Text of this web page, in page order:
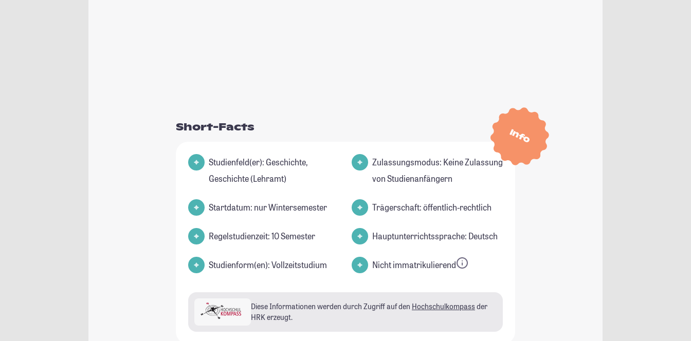
Info
Short-Facts
Studienfeld(er): Geschichte,
Geschichte (Lehramt)
Startdatum: nur Wintersemester
Regelstudienzeit: 10 Semester
Studienform(en): Vollzeitstudium
Zulassungsmodus: Keine Zulassung
von Studienanfängern
Trägerschaft: öffentlich-rechtlich
Hauptunterrichtssprache: Deutsch
Nicht immatrikulierend
Diese Informationen werden durch Zugriff auf den Hochschulkompass der
HRK erzeugt.